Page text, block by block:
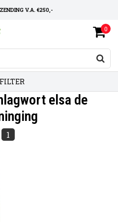
V.A. €250,-
LEVERTIJD
OP MAAT
0
FILTER
elsa de
1